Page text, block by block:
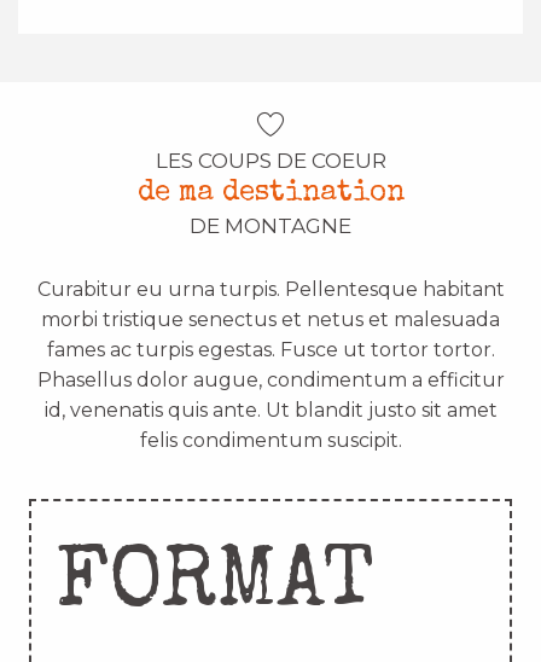
LES COUPS DE COEUR
de ma destination
DE MONTAGNE
Curabitur eu urna turpis. Pellentesque habitant
morbi tristique senectus et netus et malesuada
fames ac turpis egestas. Fusce ut tortor tortor.
Phasellus dolor augue, condimentum a efficitur
id, venenatis quis ante. Ut blandit justo sit amet
felis condimentum suscipit.
FORMAT